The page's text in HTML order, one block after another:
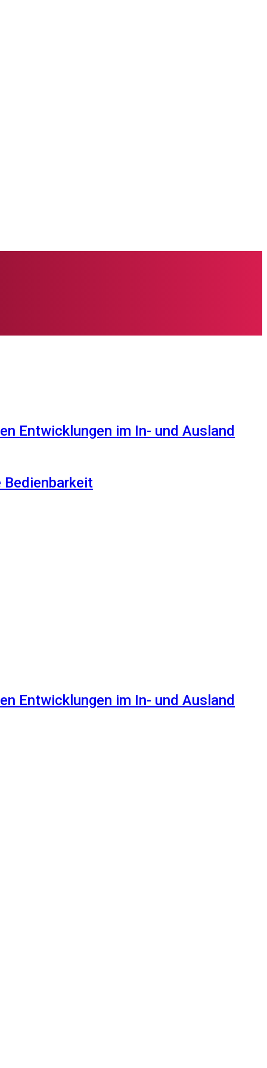
Entwicklungen im In- und Ausland
Entwicklungen im In- und Ausland